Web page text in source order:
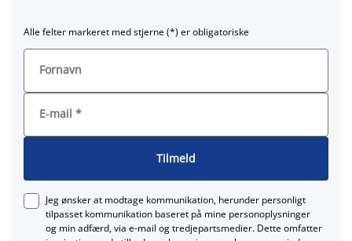
Alle felter markeret med stjerne (*) er obligatoriske
Fornavn
E-mail *
Tilmeld
Jeg ønsker at modtage kommunikation, herunder personligt
tilpasset kommunikation baseret på mine personoplysninger
og min adfærd, via e‑mail og tredjepartsmedier. Dette omfatter